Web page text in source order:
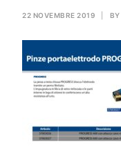
22 NOVEMBRE 2019 BY